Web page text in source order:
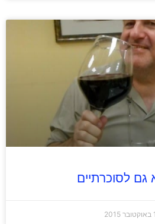
גם לסוכרתיים